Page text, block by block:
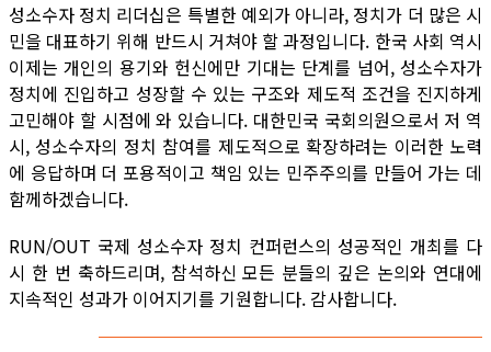
성소수자 정치 리더십은 특별한 예외가 아니라, 정치가 더 많은 시
민을 대표하기 위해 반드시 거쳐야 할 과정입니다. 한국 사회 역시
이제는 개인의 용기와 헌신에만 기대는 단계를 넘어, 성소수자가
정치에 진입하고 성장할 수 있는 구조와 제도적 조건을 진지하게
고민해야 할 시점에 와 있습니다. 대한민국 국회의원으로서 저 역
시, 성소수자의 정치 참여를 제도적으로 확장하려는 이러한 노력
에 응답하며 더 포용적이고 책임 있는 민주주의를 만들어 가는 데
함께하겠습니다.
RUN/OUT 국제 성소수자 정치 컨퍼런스의 성공적인 개최를 다
시 한 번 축하드리며, 참석하신 모든 분들의 깊은 논의와 연대에
지속적인 성과가 이어지기를 기원합니다. 감사합니다.